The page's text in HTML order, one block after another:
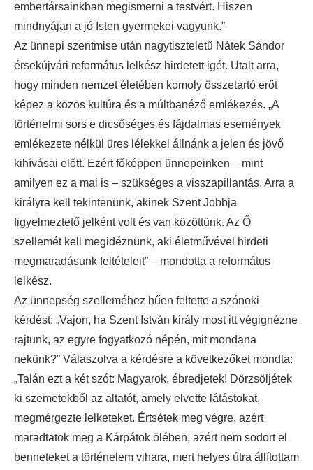
embertársainkban megismerni a testvért. Hiszen
mindnyájan a jó Isten gyermekei vagyunk.”
Az ünnepi szentmise után nagytiszteletű Nátek Sándor
érsekújvári református lelkész hirdetett igét. Utalt arra,
hogy minden nemzet életében komoly összetartó erőt
képez a közös kultúra és a múltbanéző emlékezés. „A
történelmi sors e dicsőséges és fájdalmas események
emlékezete nélkül üres lélekkel állnánk a jelen és jövő
kihívásai előtt. Ezért főképpen ünnepeinken – mint
amilyen ez a mai is – szükséges a visszapillantás. Arra a
királyra kell tekintenünk, akinek Szent Jobbja
figyelmeztető jelként volt és van közöttünk. Az Ő
szellemét kell megidéznünk, aki életművével hirdeti
megmaradásunk feltételeit” – mondotta a református
lelkész.
Az ünnepség szelleméhez hűen feltette a szónoki
kérdést: „Vajon, ha Szent István király most itt végignézne
rajtunk, az egyre fogyatkozó népén, mit mondana
nekünk?” Válaszolva a kérdésre a következőket mondta:
„Talán ezt a két szót: Magyarok, ébredjetek! Dörzsöljétek
ki szemetekből az altatót, amely elvette látástokat,
megmérgezte lelketeket. Értsétek meg végre, azért
maradtatok meg a Kárpátok ölében, azért nem sodort el
benneteket a történelem vihara, mert helyes útra állítottam